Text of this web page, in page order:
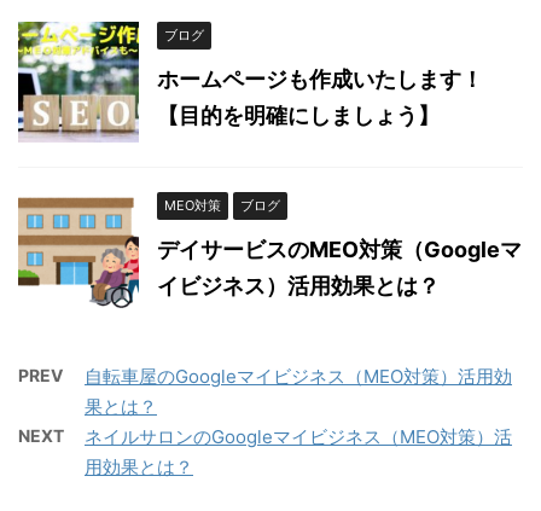
ブログ
ホームページも作成いたします！
【目的を明確にしましょう】
MEO対策 ブログ
デイサービスのMEO対策（Googleマ
イビジネス）活用効果とは？
PREV
自転車屋のGoogleマイビジネス（MEO対策）活用効
果とは？
NEXT
ネイルサロンのGoogleマイビジネス（MEO対策）活
用効果とは？